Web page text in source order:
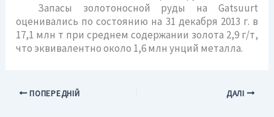
Запасы золотоносной руды на Gatsuurt
оценивались по состоянию на 31 декабря 2013 г. в
17,1 млн т при среднем содержании золота 2,9 г/т,
что эквивалентно около 1,6 млн унций металла.
ПОПЕРЕДНІЙ ДАЛІ